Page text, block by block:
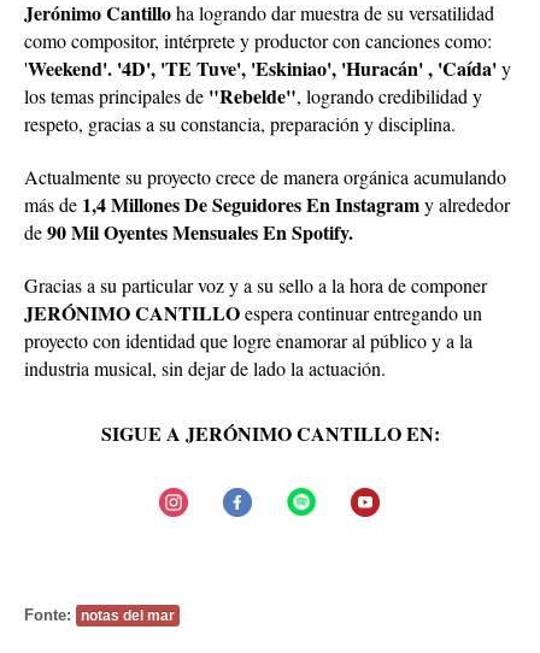
como compositor, intérprete y productor con canciones como:
'Weekend'. '4D', 'TE Tuve', 'Eskiniao', 'Huracán' , 'Caída'
los temas principales de"Rebelde", logrando credibilidad y
respeto, gracias a su constancia, preparación y disciplina.
más de1,4 Millones De Seguidores En Instagramy alrededor
de90 Mil Oyentes Mensuales En Spotify.
JERÓNIMO CANTILLOespera continuar entregando un
proyecto con identidad que logre enamorar al público y a la
industria musical, sin dejar de lado la actuación.